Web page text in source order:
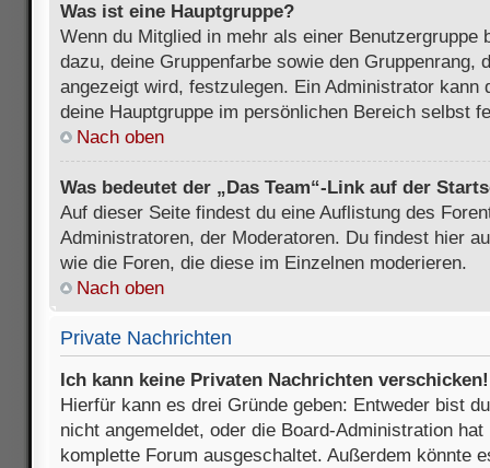
Was ist eine Hauptgruppe?
Wenn du Mitglied in mehr als einer Benutzergruppe
dazu, deine Gruppenfarbe sowie den Gruppenrang,
angezeigt wird, festzulegen. Ein Administrator kann
deine Hauptgruppe im persönlichen Bereich selbst
Nach oben
Was bedeutet der „Das Team“-Link auf der
Auf dieser Seite findest du eine Auflistung des
Administratoren, der Moderatoren. Du findest hier
wie die Foren, die diese im Einzelnen moderieren.
Nach oben
Private Nachrichten
Ich kann keine Privaten Nachrichten verschicken!
Hierfür kann es drei Gründe geben: Entweder bist
nicht angemeldet, oder die Board-Administration
komplette Forum ausgeschaltet. Außerdem könnte